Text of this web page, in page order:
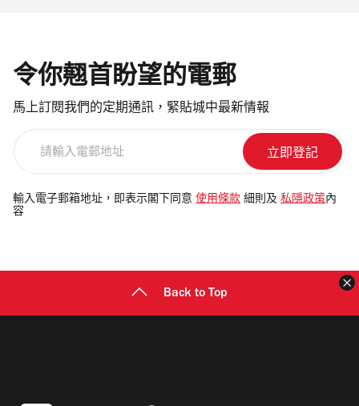
令你翹首盼望的電郵
馬上訂閱我們的定期通訊，緊貼城中最新情報
電
郵
輸入電子郵箱地址，即表示閣下同意 使用條款 細則及 私隱政策 內
容
Back to Top